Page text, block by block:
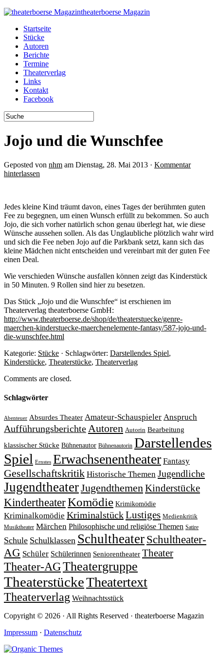
theaterboerse Magazin
Startseite
Stücke
Autoren
Berichte
Termine
Theaterverlag
Links
Kontakt
Facebook
Jojo und die Wunschfee
Geposted von nhm am Dienstag, 28. Mai 2013 · Kommentar
hinterlassen
Jedes kleine Kind träumt davon, eines Tages der berühmten guten
Fee zu begegnen, um einen Wunsch erfüllt zu bekommen. So auch
Jojo, die sich vorher natürlich schon genau überlegt hat, wie diese
Wünsche aussehen sollen. Als das Unglaubliche plötzlich wahr wird
und sich die Fee neben Jojo auf die Parkbank setzt, kann sich das
kleine Mädchen nicht entscheiden und vereinbart mit der guten Fee
einen Deal.
Wie verschieden Wünsche ausfallen können zeigt das Kinderstück
in 50 Minuten. 9 Rollen sind hier zu besetzen.
Das Stück „Jojo und die Wunschfee“ ist erschienen im
Theaterverlag theaterboerse GmbH:
http://www.theaterboerse.de/shop/de/theaterstuecke/genre-
maerchen-kinderstuecke-maerchenelemente-fantasy/587-jojo-und-
die-wunschfee.html
Kategorie: Stücke · Schlagwörter: Darstellendes Spiel,
Kinderstücke, Theaterstücke, Theaterverlag
Comments are closed.
Schlagwörter
Abenteuer Absurdes Theater Amateur-Schauspieler Anspruch
AufführungsberichteAutoren Autorin Bearbeitung
klassischer Stücke Bühnenautor Bühnenautorin Darstellendes
Spiel Ernstes Erwachsenentheater Fantasy
Gesellschaftskritik Historische Themen Jugendliche
JugendtheaterJugendthemenKinderstücke
KindertheaterKomödie Krimikomödie
Kriminalkomödie KriminalstückLustiges Medienkritik
Musiktheater Märchen Philosophische und religiöse Themen Satire
Schule Schulklassen Schultheater Schultheater-
AG Schüler Schülerinnen Seniorentheater Theater
Theater-AGTheatergruppe
TheaterstückeTheatertext
Theaterverlag Weihnachtsstück
Copyright © 2026 · All Rights Reserved · theaterboerse Magazin
Impressum · Datenschutz